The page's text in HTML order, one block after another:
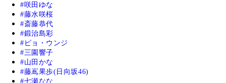
咲田ゆな
藤水咲桜
斎藤恭代
鍛治島彩
ピョ・ウンジ
三園響子
山田かな
藤嶌果歩(日向坂46)
七瀬なな